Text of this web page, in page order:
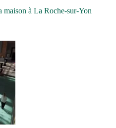
maison à La Roche-sur-Yon